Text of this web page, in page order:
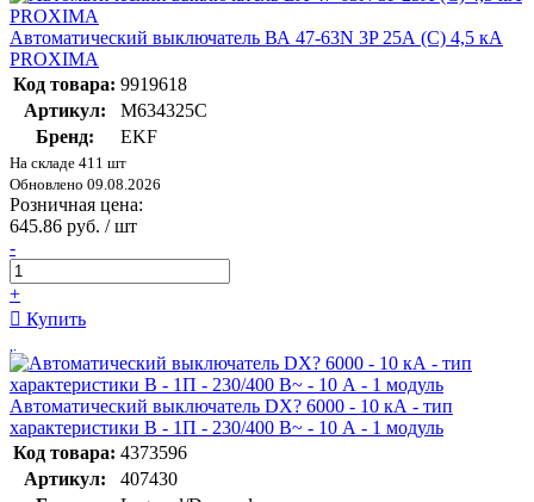
Автоматический выключатель ВА 47-63N 3P 25А (C) 4,5 кА
PROXIMA
Код товара: 9919618
Артикул:
M634325C
Бренд:
EKF
На складе 411 шт
Обновлено 09.08.2026
Розничная цена:
645.86 руб. / шт
-
+
Купить
Автоматический выключатель DX? 6000 - 10 кА - тип
характеристики B - 1П - 230/400 В~ - 10 А - 1 модуль
Код товара: 4373596
Артикул:
407430